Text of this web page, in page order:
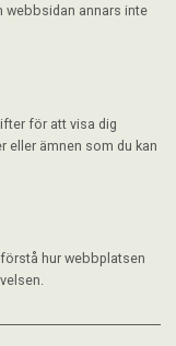
webbsidan annars inte
för att visa dig
eller ämnen som du kan
hur webbplatsen